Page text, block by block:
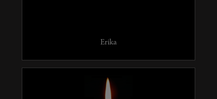
Erika